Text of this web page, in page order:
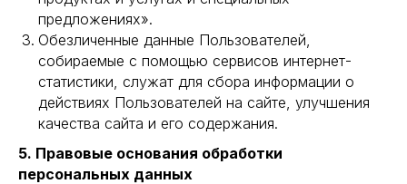
предложениях».
Обезличенные данные Пользователей,
собираемые с помощью сервисов интернет-
статистики, служат для сбора информации о
действиях Пользователей на сайте, улучшения
качества сайта и его содержания.
5. Правовые основания обработки
персональных данных